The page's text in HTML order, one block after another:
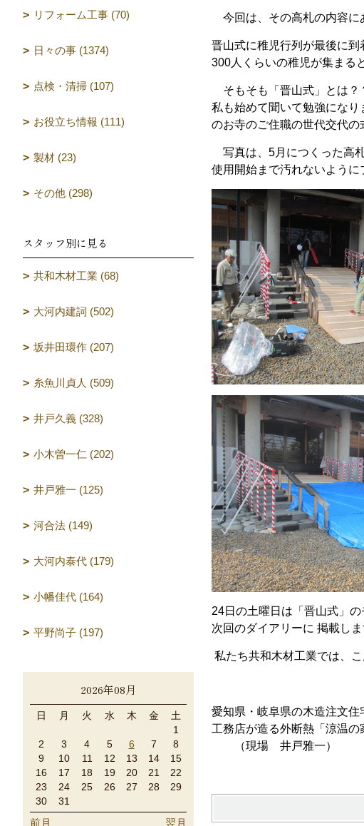
今回は、その高札の内容に
晋山式に稚児行列が最後に到
300人くらいの稚児が集まる
そもそも「晋山式」とは？
私も始めて聞いて勉強にな
のお寺のご住職の世代交代の
写真は、5月につくった高
使用開始まで汚れないように
24日の土曜日は「晋山式」
次回のダイアリーに 掲載しま
私たち共和木材工業では、
愛知県・岐阜県の木造注文住
工務店が造る外断熱「涼温の
（現場 井戸雅一）
リフォーム工事 (70)
日々の事 (1374)
点検・清掃 (107)
お役立ち情報 (111)
製材 (23)
その他 (298)
スタッフ別に見る
共和木材工業 (68)
大河内建詞 (502)
坂井田環作 (207)
糸魚川貞人 (509)
井戸久義 (328)
小木曽一仁 (202)
井戸雅一 (125)
河合法 (149)
大河内泰代 (179)
小幡佳代 (164)
平野尚子 (197)
2026年08月
日 月 火 水 木 金
土
1
2
3 4 5 6 7
8
9
10 11 12 13 14
15
16
17 18 19 20 21
22
23
24 25 26 27 28
29
30
31
前月 翌月